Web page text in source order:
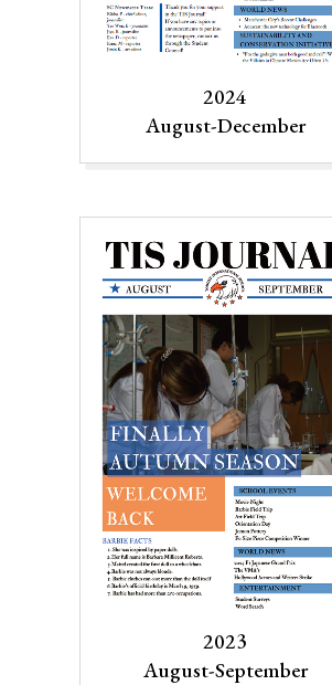
2024
August-December
2023
August-September